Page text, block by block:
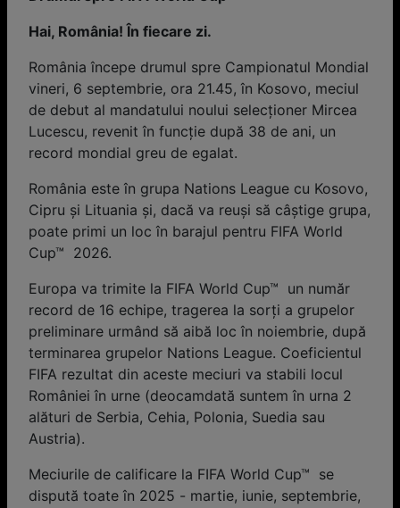
Hai, România! În fiecare zi.
România începe drumul spre Campionatul Mondial
vineri, 6 septembrie, ora 21.45, în Kosovo, meciul
de debut al mandatului noului selecționer Mircea
Lucescu, revenit în funcție după 38 de ani, un
record mondial greu de egalat.
România este în grupa Nations League cu Kosovo,
Cipru și Lituania și, dacă va reuși să câștige grupa,
poate primi un loc în barajul pentru FIFA World
Cup™ 2026.
Europa va trimite la FIFA World Cup™ un număr
record de 16 echipe, tragerea la sorți a grupelor
preliminare urmând să aibă loc în noiembrie, după
terminarea grupelor Nations League. Coeficientul
FIFA rezultat din aceste meciuri va stabili locul
României în urne (deocamdată suntem în urna 2
alături de Serbia, Cehia, Polonia, Suedia sau
Austria).
Meciurile de calificare la FIFA World Cup™ se
dispută toate în 2025 - martie, iunie, septembrie,